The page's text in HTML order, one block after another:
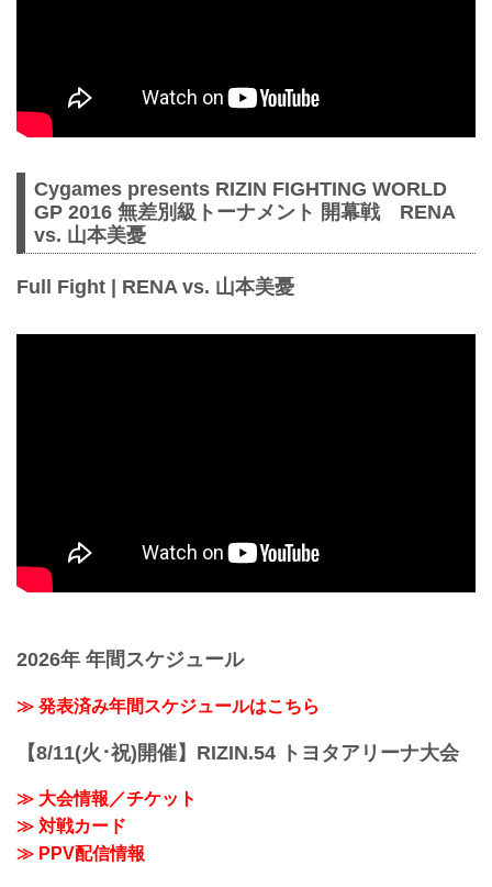
Cygames presents RIZIN FIGHTING WORLD
GP 2016 無差別級トーナメント 開幕戦 RENA
vs. 山本美憂
Full Fight | RENA vs. 山本美憂
2026年 年間スケジュール
≫ 発表済み年間スケジュールはこちら
【8/11(火･祝)開催】RIZIN.54 トヨタアリーナ大会
≫ 大会情報／チケット
≫ 対戦カード
≫ PPV配信情報